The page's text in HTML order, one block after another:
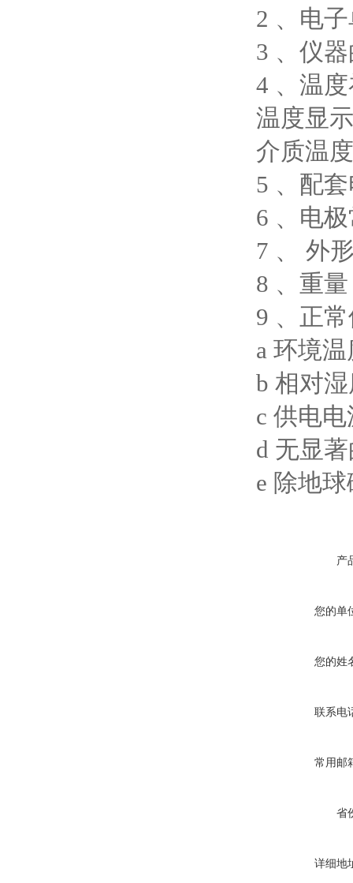
2 、电
3 、仪
4 、温
温度显
介质温
5 、配
6 、电
7 、 外
8 、重
9 、正
a 环境
b 相对
c 供电
d 无显
e 除地
产
您的单
您的姓
联系电
常用邮
省
详细地